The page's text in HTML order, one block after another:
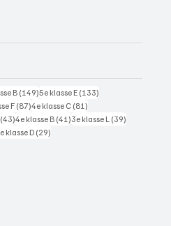
B(149)149 posts
5e klasse E (133)
F (87)87 posts
4e klasse C (81)
(43)43 posts
4e klasse B (41)41 posts
3e klasse L (39)
posts
klasse D(29)